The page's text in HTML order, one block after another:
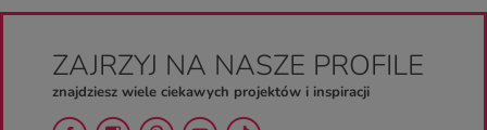
ZAJRZYJ NA NASZE PROFILE
znajdziesz wiele ciekawych projektów i inspiracji